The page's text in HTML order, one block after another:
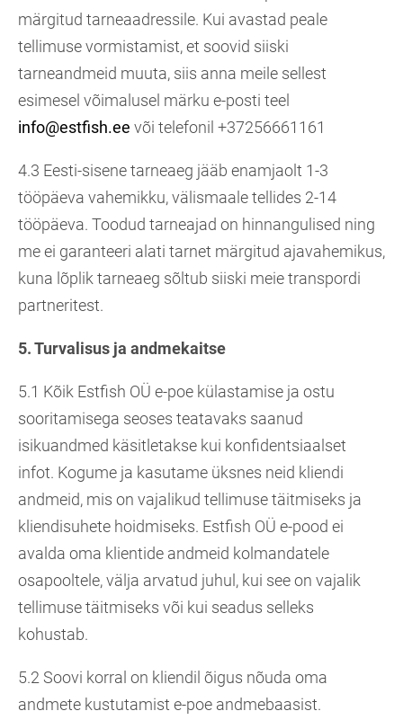
märgitud tarneaadressile. Kui avastad peale
tellimuse vormistamist, et soovid siiski
tarneandmeid muuta, siis anna meile sellest
esimesel võimalusel märku e-posti teel
info@estfish.ee või telefonil +37256661161
4.3 Eesti-sisene tarneaeg jääb enamjaolt 1-3
tööpäeva vahemikku, välismaale tellides 2-14
tööpäeva. Toodud tarneajad on hinnangulised ning
me ei garanteeri alati tarnet märgitud ajavahemikus,
kuna lõplik tarneaeg sõltub siiski meie transpordi
partneritest.
5. Turvalisus ja andmekaitse
5.1 Kõik Estfish OÜ e-poe külastamise ja ostu
sooritamisega seoses teatavaks saanud
isikuandmed käsitletakse kui konfidentsiaalset
infot. Kogume ja kasutame üksnes neid kliendi
andmeid, mis on vajalikud tellimuse täitmiseks ja
kliendisuhete hoidmiseks. Estfish OÜ e-pood ei
avalda oma klientide andmeid kolmandatele
osapooltele, välja arvatud juhul, kui see on vajalik
tellimuse täitmiseks või kui seadus selleks
kohustab.
5.2 Soovi korral on kliendil õigus nõuda oma
andmete kustutamist e-poe andmebaasist.